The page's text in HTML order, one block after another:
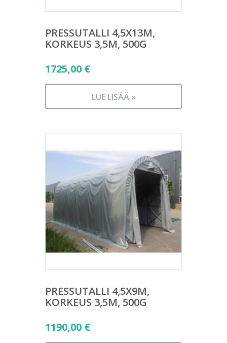
PRESSUTALLI 4,5X13M,
KORKEUS 3,5M, 500G
1725,00 €
LUE LISÄÄ »
PRESSUTALLI 4,5X9M,
KORKEUS 3,5M, 500G
1190,00 €